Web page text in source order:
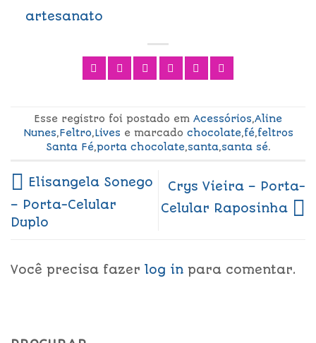
artesanato
Esse registro foi postado em Acessórios,Aline
Nunes,Feltro,Lives e marcado chocolate,fé,feltros
Santa Fé,porta chocolate,santa,santa sé.
Elisangela Sonego
– Porta-Celular
Duplo
Crys Vieira – Porta-
Celular Raposinha
Você precisa fazer log in para comentar.